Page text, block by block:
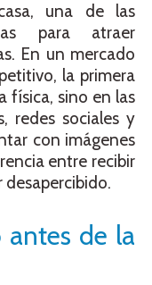
una de las
para atraer
En un mercado
la primera
física, sino en las
redes sociales y
con imágenes
entre recibir
desapercibido.
antes de la